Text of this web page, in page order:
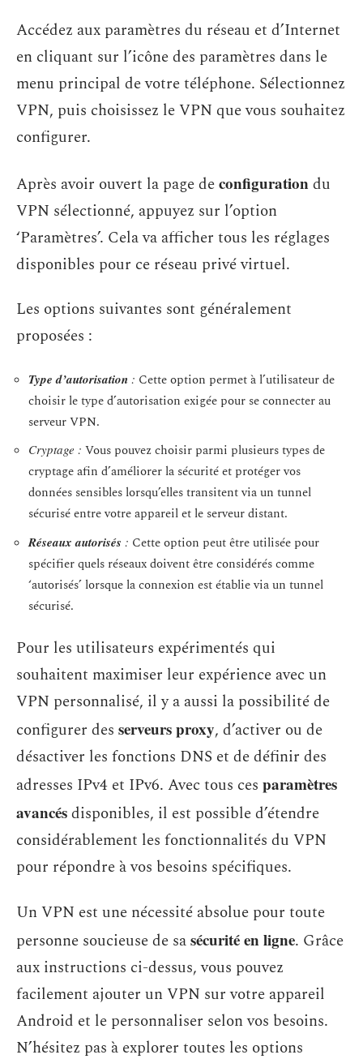
Accédez aux paramètres du réseau et d’Internet
en cliquant sur l’icône des paramètres dans le
menu principal de votre téléphone. Sélectionnez
VPN, puis choisissez le VPN que vous souhaitez
configurer.
Après avoir ouvert la page deconfigurationdu
VPN sélectionné, appuyez sur l’option
‘Paramètres’. Cela va afficher tous les réglages
disponibles pour ce réseau privé virtuel.
Les options suivantes sont généralement
proposées :
Type d’autorisation : Cette option permet à l’utilisateur de
choisir le type d’autorisation exigée pour se connecter au
serveur VPN.
Cryptage : Vous pouvez choisir parmi plusieurs types de
cryptage afin d’améliorer la sécurité et protéger vos
données sensibles lorsqu’elles transitent via un tunnel
sécurisé entre votre appareil et le serveur distant.
Réseaux autorisés : Cette option peut être utilisée pour
spécifier quels réseaux doivent être considérés comme
‘autorisés’ lorsque la connexion est établie via un tunnel
sécurisé.
Pour les utilisateurs expérimentés qui
souhaitent maximiser leur expérience avec un
VPN personnalisé, il y a aussi la possibilité de
configurer des serveurs proxy, d’activer ou de
désactiver les fonctions DNS et de définir des
adresses IPv4 et IPv6. Avec tous ces paramètres
avancésdisponibles, il est possible d’étendre
considérablement les fonctionnalités du VPN
pour répondre à vos besoins spécifiques.
Un VPN est une nécessité absolue pour toute
personne soucieuse de sasécurité en ligne. Grâce
aux instructions ci-dessus, vous pouvez
facilement ajouter un VPN sur votre appareil
Android et le personnaliser selon vos besoins.
N’hésitez pas à explorer toutes les options